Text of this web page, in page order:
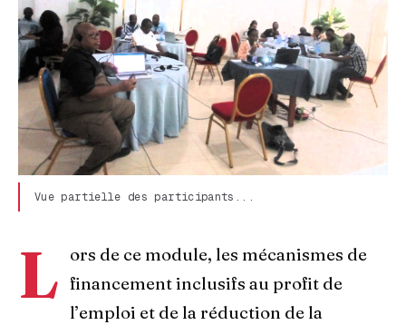
Vue partielle des participants...
L
ors de ce module, les mécanismes de
financement inclusifs au profit de
l’emploi et de la réduction de la